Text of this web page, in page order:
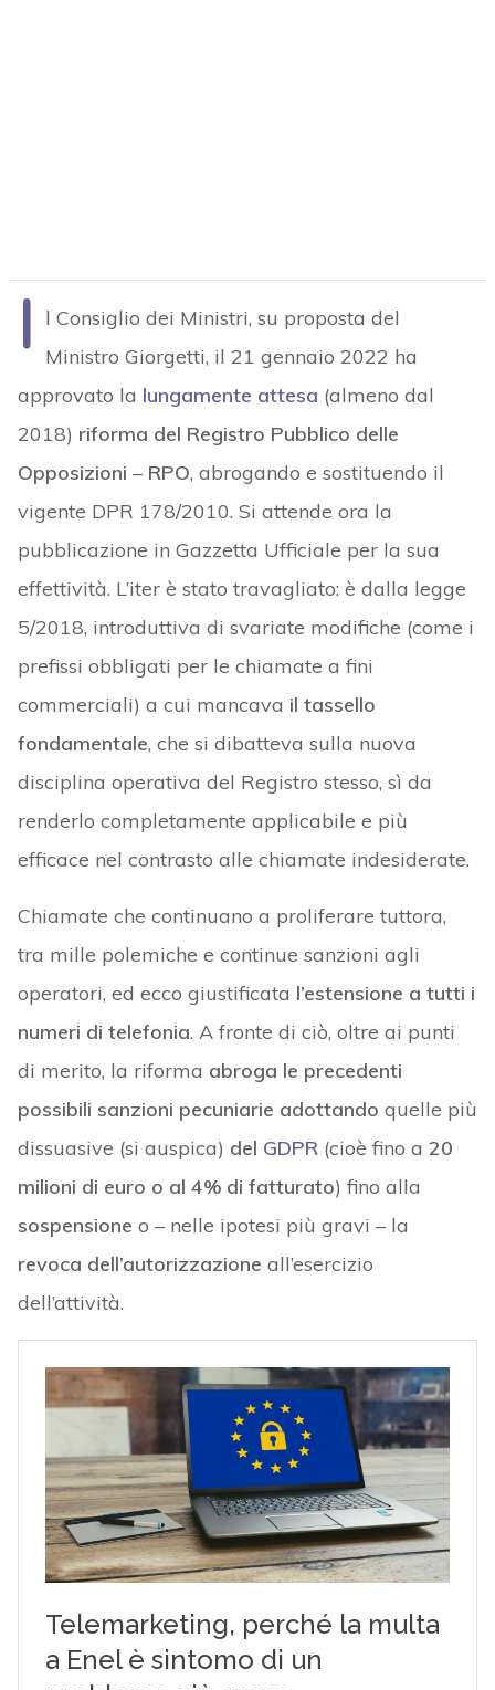
I
l Consiglio dei Ministri, su proposta del
Ministro Giorgetti, il 21 gennaio 2022 ha
approvato la lungamente attesa (almeno dal
2018) riforma del Registro Pubblico delle
Opposizioni – RPO, abrogando e sostituendo il
vigente DPR 178/2010. Si attende ora la
pubblicazione in Gazzetta Ufficiale per la sua
effettività. L’iter è stato travagliato: è dalla legge
5/2018, introduttiva di svariate modifiche (come i
prefissi obbligati per le chiamate a fini
commerciali) a cui mancava il tassello
fondamentale, che si dibatteva sulla nuova
disciplina operativa del Registro stesso, sì da
renderlo completamente applicabile e più
efficace nel contrasto alle chiamate indesiderate.
Chiamate che continuano a proliferare tuttora,
tra mille polemiche e continue sanzioni agli
operatori, ed ecco giustificata l’estensione a tutti i
numeri di telefonia. A fronte di ciò, oltre ai punti
di merito, la riforma abroga le precedenti
possibili sanzioni pecuniarie adottando quelle più
dissuasive (si auspica) del GDPR(cioè fino a 20
milioni di euro o al 4% di fatturato) fino alla
sospensione o – nelle ipotesi più gravi – la
revoca dell’autorizzazione all’esercizio
dell’attività.